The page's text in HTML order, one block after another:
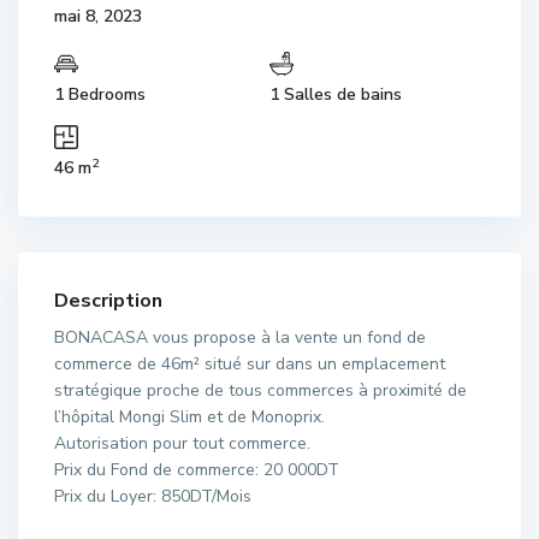
mai 8, 2023
1 Bedrooms 1 Salles de bains
46 m2
Description
BONACASA vous propose à la vente un fond de
commerce de 46m² situé sur dans un emplacement
stratégique proche de tous commerces à proximité de
l’hôpital Mongi Slim et de Monoprix.
Autorisation pour tout commerce.
Prix du Fond de commerce: 20 000DT
Prix du Loyer: 850DT/Mois